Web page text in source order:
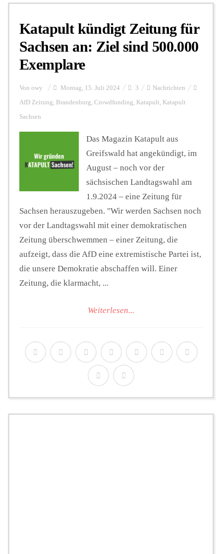
Personalien
Hintergrund
FUNKTURM-Beiträge
Podcast
Seminare
Unterstützen
Katapult kündigt Zeitung für
Sachsen an: Ziel sind 500.000
Exemplare
Von owy Montag, 15. Juli 2024 3 Nachrichten
AfD Zeitung, Brandenburg, Crowdfunding, Katapult, Katapult
Sachsen
Das Magazin Katapult aus
Greifswald hat angekündigt, im
August – noch vor der
sächsischen Landtagswahl am
1.9.2024 – eine Zeitung für
Sachsen herauszugeben. "Wir werden Sachsen noch
vor der Landtagswahl mit einer demokratischen
Zeitung überschwemmen – einer Zeitung, die
aufzeigt, dass die AfD eine extremistische Partei ist,
die unsere Demokratie abschaffen will. Einer
Zeitung, die klarmacht, ...
Weiterlesen...